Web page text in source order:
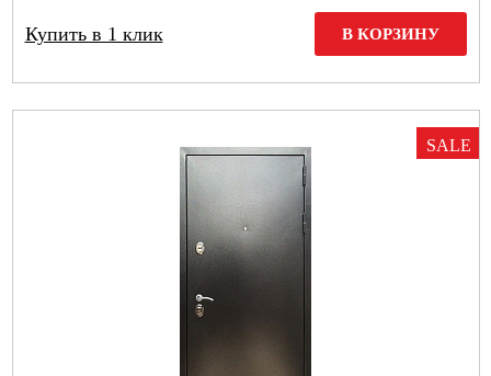
Купить в 1 клик В КОРЗИНУ
SALE